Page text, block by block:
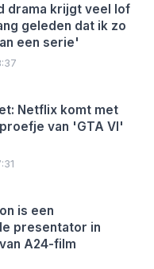
drama krijgt veel lof
geleden dat ik zo
een serie'
Netflix komt met
van 'GTA VI'
is een
presentator in
A24-film